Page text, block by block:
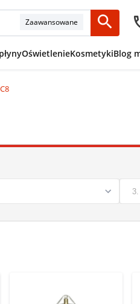
Zaawansowane
OświetlenieKosmetykiBlog